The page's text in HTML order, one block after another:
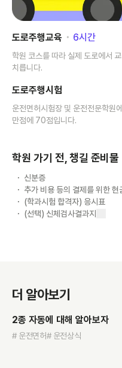
도로주행교육 ･ 6시간
학원 코스를 따라 실제 도로에서
치릅니다.
도로주행시험
운전면허시험장 및 운전전문학원
만점에 70점입니다.
학원 가기 전, 챙길 준비물
신분증
추가 비용 등의 결제를 위한 현
(학과시험 합격자) 응시표
(선택) 신체검사결과지
더 알아보기
2종 자동에 대해 알아보자
# 운전면허# 운전상식